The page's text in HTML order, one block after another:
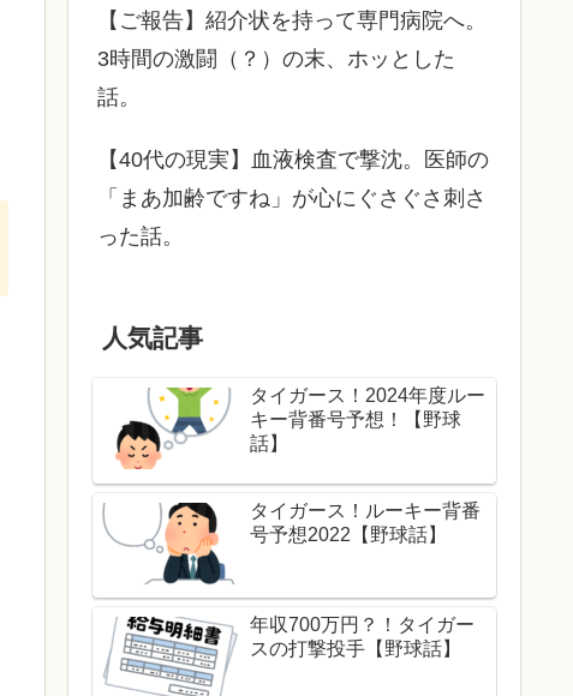
​【ご報告】紹介状を持って専門病院へ。
3時間の激闘（？）の末、ホッとした
話。
【40代の現実】血液検査で撃沈。医師の
「まあ加齢ですね」が心にぐさぐさ刺さ
った話。
人気記事
タイガース！2024年度ルー
キー背番号予想！【野球
話】
タイガース！ルーキー背番
号予想2022【野球話】
年収700万円？！タイガー
スの打撃投手【野球話】